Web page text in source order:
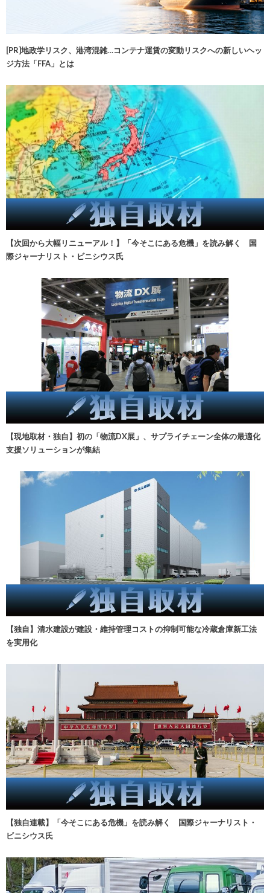
[PR]地政学リスク、港湾混雑…コンテナ運賃の変動リスクへの新しいヘッ
ジ方法「FFA」とは
【次回から大幅リニューアル！】「今そこにある危機」を読み解く 国
際ジャーナリスト・ビニシウス氏
【現地取材・独自】初の「物流DX展」、サプライチェーン全体の最適化
支援ソリューションが集結
【独自】清水建設が建設・維持管理コストの抑制可能な冷蔵倉庫新工法
を実用化
【独自連載】「今そこにある危機」を読み解く 国際ジャーナリスト・
ビニシウス氏